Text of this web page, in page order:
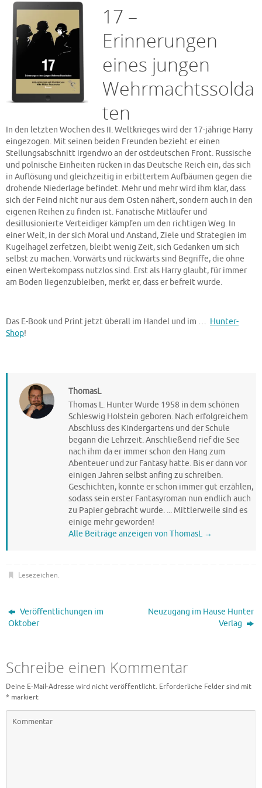
17 –
Erinnerungen
eines jungen
Wehrmachtssolda
ten
In den letzten Wochen des II. Weltkrieges wird der 17-jährige Harry
eingezogen. Mit seinen beiden Freunden bezieht er einen
Stellungsabschnitt irgendwo an der ostdeutschen Front. Russische
und polnische Einheiten rücken in das Deutsche Reich ein, das sich
in Auflösung und gleichzeitig in erbittertem Aufbäumen gegen die
drohende Niederlage befindet. Mehr und mehr wird ihm klar, dass
sich der Feind nicht nur aus dem Osten nähert, sondern auch in den
eigenen Reihen zu finden ist. Fanatische Mitläufer und
desillusionierte Verteidiger kämpfen um den richtigen Weg. In
einer Welt, in der sich Moral und Anstand, Ziele und Strategien im
Kugelhagel zerfetzen, bleibt wenig Zeit, sich Gedanken um sich
selbst zu machen. Vorwärts und rückwärts sind Begriffe, die ohne
einen Wertekompass nutzlos sind. Erst als Harry glaubt, für immer
am Boden liegenzubleiben, merkt er, dass er befreit wurde.
Das E-Book und Print jetzt überall im Handel und im … Hunter-
Shop!
ThomasL
Thomas L. Hunter Wurde 1958 in dem schönen
Schleswig Holstein geboren. Nach erfolgreichem
Abschluss des Kindergartens und der Schule
begann die Lehrzeit. Anschließend rief die See
nach ihm da er immer schon den Hang zum
Abenteuer und zur Fantasy hatte. Bis er dann vor
einigen Jahren selbst anfing zu schreiben.
Geschichten, konnte er schon immer gut erzählen,
sodass sein erster Fantasyroman nun endlich auch
zu Papier gebracht wurde. ... Mittlerweile sind es
einige mehr geworden!
Alle Beiträge anzeigen von ThomasL →
Lesezeichen.
Veröffentlichungen im
Oktober
Neuzugang im Hause Hunter
Verlag
Schreibe einen Kommentar
Deine E-Mail-Adresse wird nicht veröffentlicht. Erforderliche Felder sind mit
* markiert